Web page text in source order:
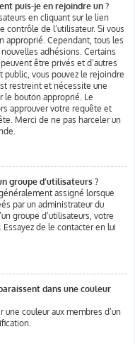
puis-je en rejoindre un ?
en cliquant sur le lien
contrôle de l’utilisateur. Si vous
approprié. Cependant, tous les
adhésions. Certains
être privés et d’autres
vous pouvez le rejoindre
restreint et nécessite une
le bouton approprié. Le
approuver votre requête et
Merci de ne pas harceler un
groupe d’utilisateurs ?
assigné lorsque
par un administrateur du
groupe d’utilisateurs, votre
de le contacter en lui
dans une couleur
couleur aux membres d’un